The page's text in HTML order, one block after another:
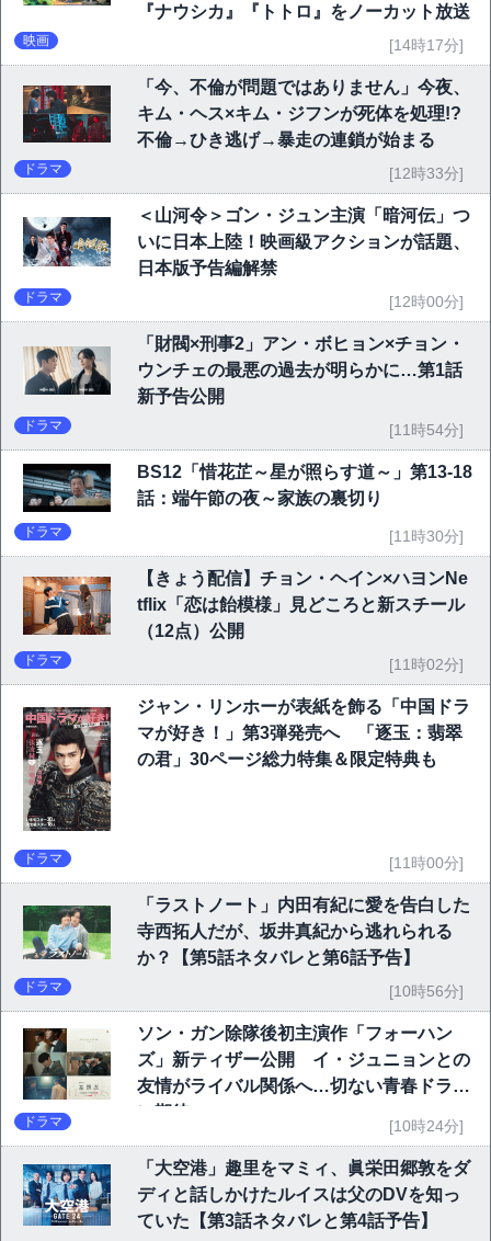
『ナウシカ』『トトロ』をノーカット放送
映画 [14時17分]
「今、不倫が問題ではありません」今夜、
キム・ヘス×キム・ジフンが死体を処理!?
不倫→ひき逃げ→暴走の連鎖が始まる
ドラマ [12時33分]
＜山河令＞ゴン・ジュン主演「暗河伝」つ
いに日本上陸！映画級アクションが話題、
日本版予告編解禁
ドラマ [12時00分]
「財閥×刑事2」アン・ボヒョン×チョン・
ウンチェの最悪の過去が明らかに…第1話
新予告公開
ドラマ [11時54分]
BS12「惜花芷～星が照らす道～」第13-18
話：端午節の夜～家族の裏切り
ドラマ [11時30分]
【きょう配信】チョン・ヘイン×ハヨンNe
tflix「恋は飴模様」見どころと新スチール
（12点）公開
ドラマ [11時02分]
ジャン・リンホーが表紙を飾る「中国ドラ
マが好き！」第3弾発売へ 「逐玉：翡翠
の君」30ページ総力特集＆限定特典も
ドラマ [11時00分]
「ラストノート」内田有紀に愛を告白した
寺西拓人だが、坂井真紀から逃れられる
か？【第5話ネタバレと第6話予告】
ドラマ [10時56分]
ソン・ガン除隊後初主演作「フォーハン
ズ」新ティザー公開 イ・ジュニョンとの
友情がライバル関係へ…切ない青春ドラマ
に期待
ドラマ [10時24分]
「大空港」趣里をマミィ、眞栄田郷敦をダ
ディと話しかけたルイスは父のDVを知っ
ていた【第3話ネタバレと第4話予告】